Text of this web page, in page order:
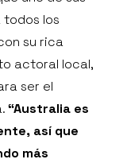
todos los
su rica
actoral local,
ser el
“Australia es
así que
más